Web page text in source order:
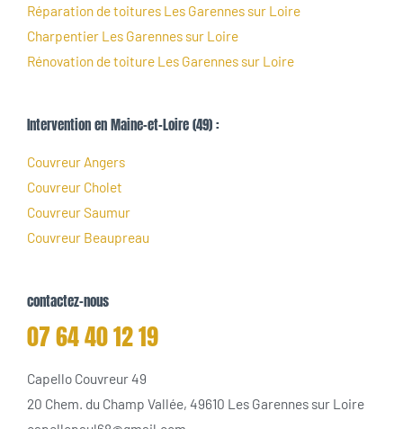
Réparation de toitures Les Garennes sur Loire
Charpentier Les Garennes sur Loire
Rénovation de toiture Les Garennes sur Loire
Intervention en Maine-et-Loire (49) :
Couvreur Angers
Couvreur Cholet
Couvreur Saumur
Couvreur Beaupreau
contactez-nous
07 64 40 12 19
Capello Couvreur 49
20 Chem. du Champ Vallée, 49610 Les Garennes sur Loire